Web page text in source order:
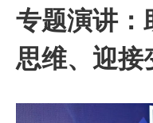
专题演讲：
思维、迎接